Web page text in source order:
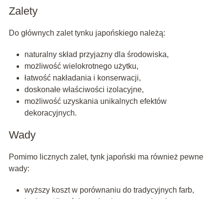
Zalety
Do głównych zalet tynku japońskiego należą:
naturalny skład przyjazny dla środowiska,
możliwość wielokrotnego użytku,
łatwość nakładania i konserwacji,
doskonałe właściwości izolacyjne,
możliwość uzyskania unikalnych efektów
dekoracyjnych.
Wady
Pomimo licznych zalet, tynk japoński ma również pewne
wady:
wyższy koszt w porównaniu do tradycyjnych farb,